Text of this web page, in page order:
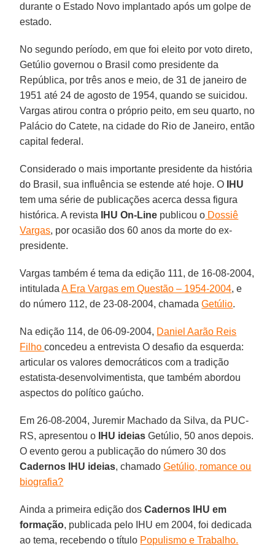
durante o Estado Novo implantado após um golpe de
estado.
No segundo período, em que foi eleito por voto direto,
Getúlio governou o Brasil como presidente da
República, por três anos e meio, de 31 de janeiro de
1951 até 24 de agosto de 1954, quando se suicidou.
Vargas atirou contra o próprio peito, em seu quarto, no
Palácio do Catete, na cidade do Rio de Janeiro, então
capital federal.
Considerado o mais importante presidente da história
do Brasil, sua influência se estende até hoje. O
IHU
tem uma série de publicações acerca dessa figura
histórica. A revista
IHU On-Line publicou o Dossiê
Vargas, por ocasião dos 60 anos da morte do ex-
presidente.
Vargas também é tema da edição 111, de 16-08-2004,
intituladaA Era Vargas em Questão – 1954-2004, e
do número 112, de 23-08-2004, chamadaGetúlio.
Na edição 114, de 06-09-2004, Daniel Aarão Reis
Filhoconcedeu a entrevista O desafio da esquerda:
articular os valores democráticos com a tradição
estatista-desenvolvimentista, que também abordou
aspectos do político gaúcho.
Em 26-08-2004, Juremir Machado da Silva, da PUC-
RS, apresentou o
IHU ideias Getúlio, 50 anos depois.
O evento gerou a publicação do número 30 dos
Cadernos IHU ideias, chamadoGetúlio, romance ou
biografia?
Ainda a primeira edição dosCadernos IHU em
formação, publicada pelo IHU em 2004, foi dedicada
ao tema, recebendo o título Populismo e Trabalho.